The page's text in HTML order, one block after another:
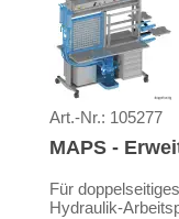
Art.-Nr.: 105277
MAPS -
Für
Hydraulik-